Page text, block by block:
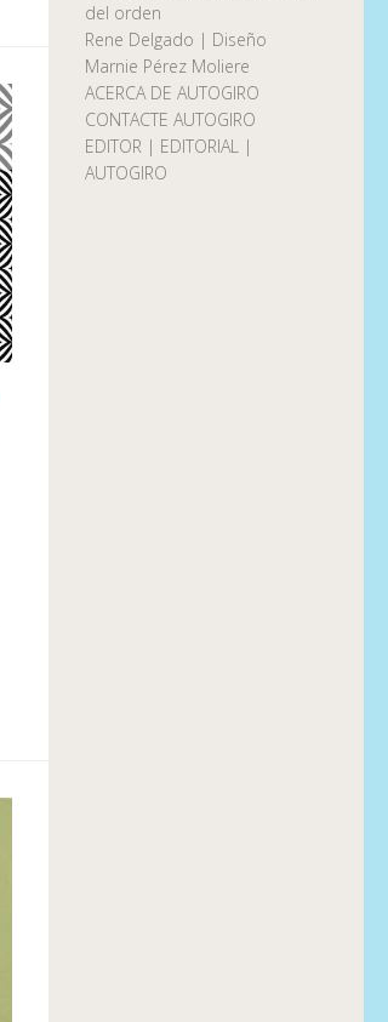
del orden
Rene Delgado | Diseño
Marnie Pérez Moliere
ACERCA DE AUTOGIRO
CONTACTE AUTOGIRO
EDITOR | EDITORIAL |
AUTOGIRO